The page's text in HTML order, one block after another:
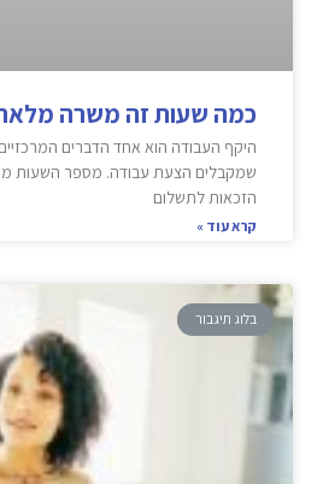
כמה שעות זה משרה
היקף העבודה הוא אחד הדברים
שמקבלים הצעת עבודה. מספר השעות
הזכאות לתשלום
קרא עוד »
בלוג תיגבור